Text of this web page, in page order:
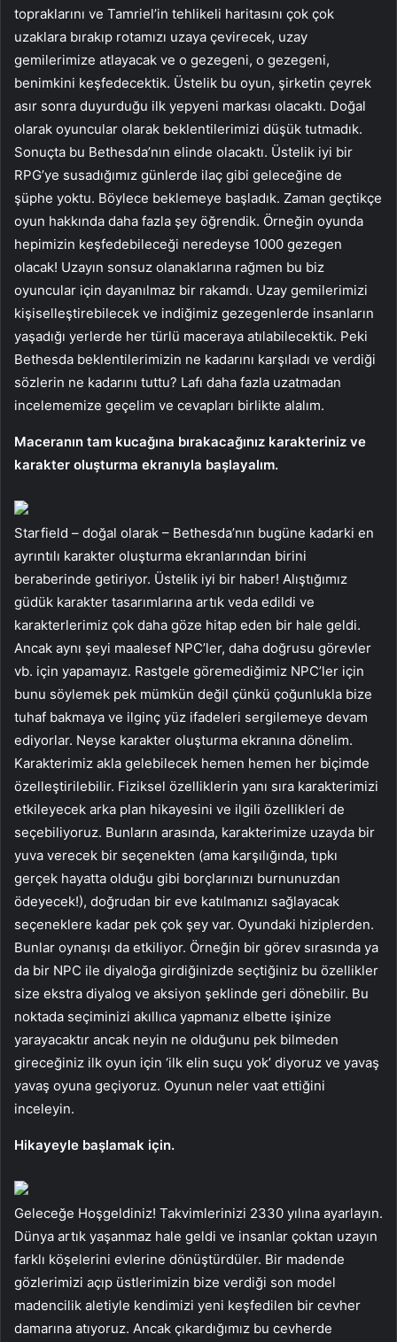
topraklarını ve Tamriel’in tehlikeli haritasını çok çok
uzaklara bırakıp rotamızı uzaya çevirecek, uzay
gemilerimize atlayacak ve o gezegeni, o gezegeni,
benimkini keşfedecektik. Üstelik bu oyun, şirketin çeyrek
asır sonra duyurduğu ilk yepyeni markası olacaktı. Doğal
olarak oyuncular olarak beklentilerimizi düşük tutmadık.
Sonuçta bu Bethesda’nın elinde olacaktı. Üstelik iyi bir
RPG’ye susadığımız günlerde ilaç gibi geleceğine de
şüphe yoktu. Böylece beklemeye başladık. Zaman geçtikçe
oyun hakkında daha fazla şey öğrendik. Örneğin oyunda
hepimizin keşfedebileceği neredeyse 1000 gezegen
olacak! Uzayın sonsuz olanaklarına rağmen bu biz
oyuncular için dayanılmaz bir rakamdı. Uzay gemilerimizi
kişiselleştirebilecek ve indiğimiz gezegenlerde insanların
yaşadığı yerlerde her türlü maceraya atılabilecektik. Peki
Bethesda beklentilerimizin ne kadarını karşıladı ve verdiği
sözlerin ne kadarını tuttu? Lafı daha fazla uzatmadan
incelememize geçelim ve cevapları birlikte alalım.
Maceranın tam kucağına bırakacağınız karakteriniz ve
karakter oluşturma ekranıyla başlayalım.
Starfield – doğal olarak – Bethesda’nın bugüne kadarki en
ayrıntılı karakter oluşturma ekranlarından birini
beraberinde getiriyor. Üstelik iyi bir haber! Alıştığımız
güdük karakter tasarımlarına artık veda edildi ve
karakterlerimiz çok daha göze hitap eden bir hale geldi.
Ancak aynı şeyi maalesef NPC’ler, daha doğrusu görevler
vb. için yapamayız. Rastgele göremediğimiz NPC’ler için
bunu söylemek pek mümkün değil çünkü çoğunlukla bize
tuhaf bakmaya ve ilginç yüz ifadeleri sergilemeye devam
ediyorlar. Neyse karakter oluşturma ekranına dönelim.
Karakterimiz akla gelebilecek hemen hemen her biçimde
özelleştirilebilir. Fiziksel özelliklerin yanı sıra karakterimizi
etkileyecek arka plan hikayesini ve ilgili özellikleri de
seçebiliyoruz. Bunların arasında, karakterimize uzayda bir
yuva verecek bir seçenekten (ama karşılığında, tıpkı
gerçek hayatta olduğu gibi borçlarınızı burnunuzdan
ödeyecek!), doğrudan bir eve katılmanızı sağlayacak
seçeneklere kadar pek çok şey var. Oyundaki hiziplerden.
Bunlar oynanışı da etkiliyor. Örneğin bir görev sırasında ya
da bir NPC ile diyaloğa girdiğinizde seçtiğiniz bu özellikler
size ekstra diyalog ve aksiyon şeklinde geri dönebilir. Bu
noktada seçiminizi akıllıca yapmanız elbette işinize
yarayacaktır ancak neyin ne olduğunu pek bilmeden
gireceğiniz ilk oyun için ‘ilk elin suçu yok’ diyoruz ve yavaş
yavaş oyuna geçiyoruz. Oyunun neler vaat ettiğini
inceleyin.
Hikayeyle başlamak için.
Geleceğe Hoşgeldiniz! Takvimlerinizi 2330 yılına ayarlayın.
Dünya artık yaşanmaz hale geldi ve insanlar çoktan uzayın
farklı köşelerini evlerine dönüştürdüler. Bir madende
gözlerimizi açıp üstlerimizin bize verdiği son model
madencilik aletiyle kendimizi yeni keşfedilen bir cevher
damarına atıyoruz. Ancak çıkardığımız bu cevherde